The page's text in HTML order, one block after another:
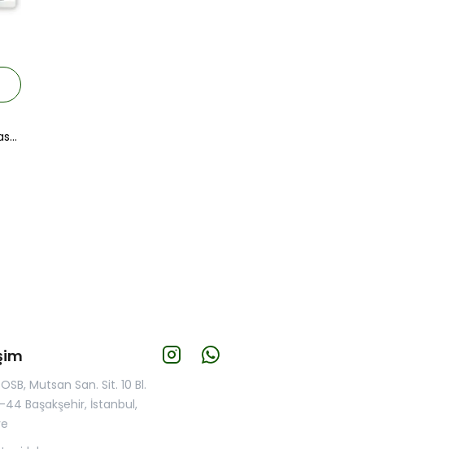
Tekkim Asetik Asit %80 Extra Pure (Plastik Ambalaj) 5LT.
Mutsan San. Sit. 10 Bl.
44 Başakşehir, İstanbul,